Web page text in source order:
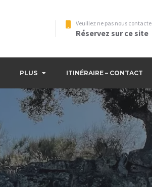
Veuillez ne pas nous
Réservez sur ce site
PLUS ITINÉRAIRE – CONTACT